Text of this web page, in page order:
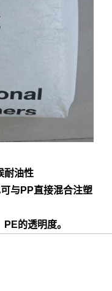
耐油性
与PP直接混合注塑
的透明度。